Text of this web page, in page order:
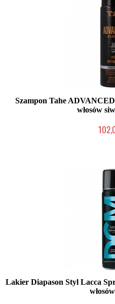
Szampon Tahe
włosów
Lakier Diapason Styl Lacca